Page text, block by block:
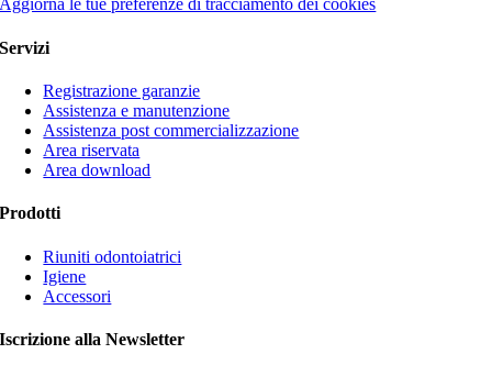
Aggiorna le tue preferenze di tracciamento dei cookies
Servizi
Registrazione garanzie
Assistenza e manutenzione
Assistenza post commercializzazione
Area riservata
Area download
Prodotti
Riuniti odontoiatrici
Igiene
Accessori
Iscrizione alla Newsletter